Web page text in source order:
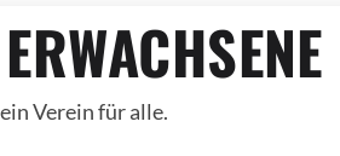
Verein für alle.